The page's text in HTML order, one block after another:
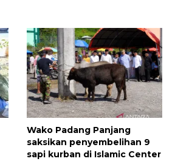
Wako Padang Panjang
saksikan penyembelihan 9
sapi kurban di Islamic Center